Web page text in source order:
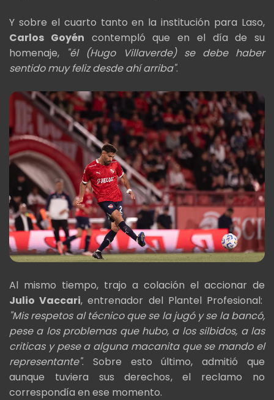
Y sobre el cuarto tanto en la institución para Laso,
Carlos Goyén contempló que en el día de su
homenaje,
"él (Hugo Villaverde) se debe haber
sentido muy feliz desde ahí arriba".
Al mismo tiempo, trajo a colación el accionar de
Julio Vaccari, entrenador del Plantel Profesional:
"Mis respetos al técnico que se la jugó y se la bancó,
pese a los problemas que hubo, a los silbidos, a las
criticas y pese a alguna macanita que se mando el
representante". Sobre esto último, admitió que
aunque tuviera sus derechos, el reclamo no
correspondía en ese momento.